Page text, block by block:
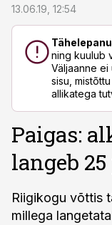
13.06.19, 12:54
ning kuulub
Väljaanne
sisu,
allikatega
Paigas:
langeb
Riigikogu võttis
millega